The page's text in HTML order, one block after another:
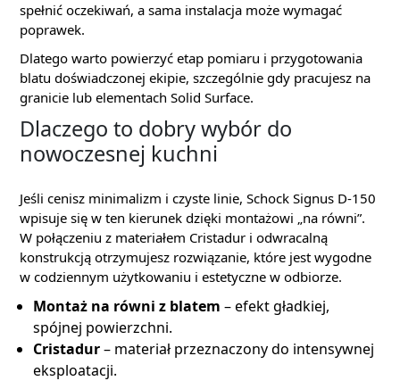
spełnić oczekiwań, a sama instalacja może wymagać
poprawek.
Dlatego warto powierzyć etap pomiaru i przygotowania
blatu doświadczonej ekipie, szczególnie gdy pracujesz na
granicie lub elementach Solid Surface.
Dlaczego to dobry wybór do
nowoczesnej kuchni
Jeśli cenisz minimalizm i czyste linie, Schock Signus D-150
wpisuje się w ten kierunek dzięki montażowi „na równi”.
W połączeniu z materiałem Cristadur i odwracalną
konstrukcją otrzymujesz rozwiązanie, które jest wygodne
w codziennym użytkowaniu i estetyczne w odbiorze.
Montaż na równi z blatem – efekt gładkiej,
spójnej powierzchni.
Cristadur– materiał przeznaczony do intensywnej
eksploatacji.